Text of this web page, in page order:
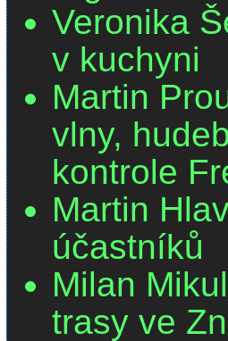
Veronika
v kuchyni
Martin
vlny,
kontrole
Martin
účastníků
Milan
trasy ve